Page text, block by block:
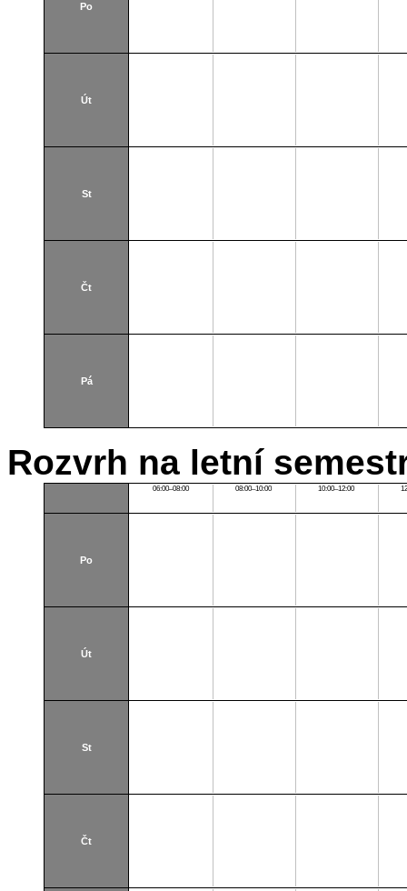
Po
Út
St
Čt
Pá
Rozvrh na letní
06:00–08:00 08:00–10:00 10:00–12:00
Po
Út
St
Čt